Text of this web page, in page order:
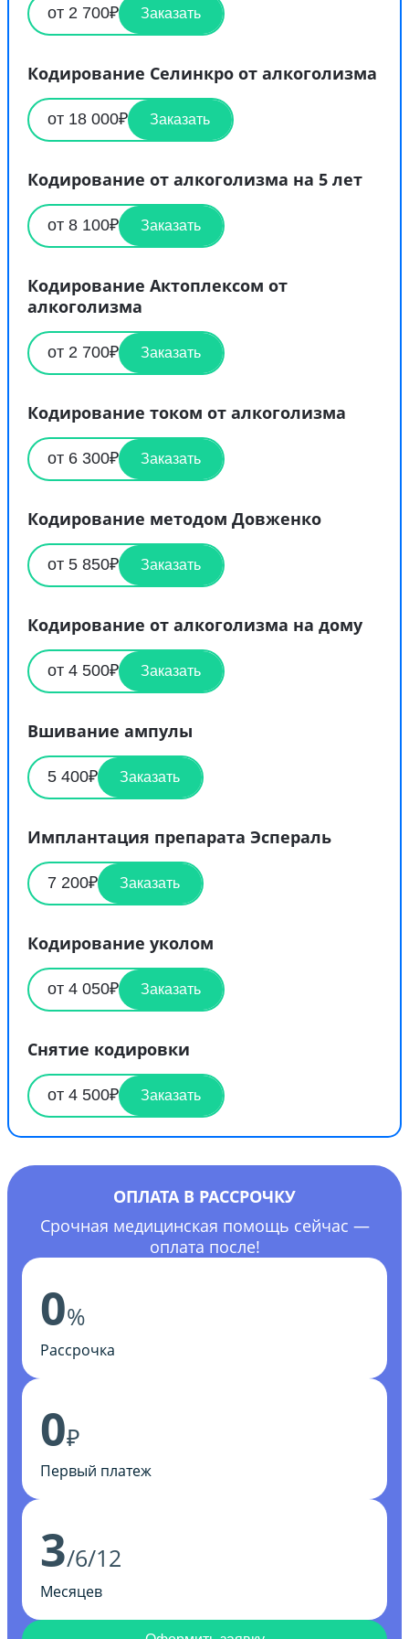
от 2 700₽ Заказать
Кодирование Селинкро от алкоголизма
от 18 000₽ Заказать
Кодирование от алкоголизма на 5 лет
от 8 100₽ Заказать
Кодирование Актоплексом от
алкоголизма
от 2 700₽ Заказать
Кодирование током от алкоголизма
от 6 300₽ Заказать
Кодирование методом Довженко
от 5 850₽ Заказать
Кодирование от алкоголизма на дому
от 4 500₽ Заказать
Вшивание ампулы
5 400₽ Заказать
Имплантация препарата Эспераль
7 200₽ Заказать
Кодирование уколом
от 4 050₽ Заказать
Снятие кодировки
от 4 500₽ Заказать
ОПЛАТА В РАССРОЧКУ
Срочная медицинская помощь сейчас —
оплата после!
0%
Рассрочка
0₽
Первый платеж
3/6/12
Месяцев